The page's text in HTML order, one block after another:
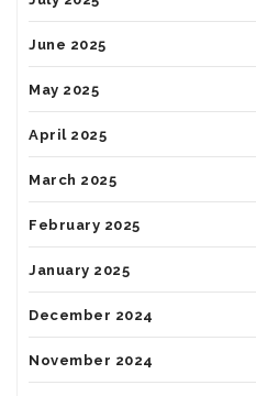
June 2025
May 2025
April 2025
March 2025
February 2025
January 2025
December 2024
November 2024